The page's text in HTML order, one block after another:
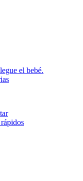
el bebé.